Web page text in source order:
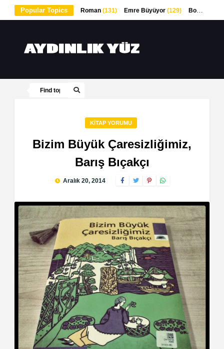
Popular Topics Roman (131) Emre Büyüyor (129) Bodrumda Yaşam
KITAP YORUMU
Bizim Büyük Çaresizliğimiz,
Barış Bıçakçı
Aralık 20, 2014